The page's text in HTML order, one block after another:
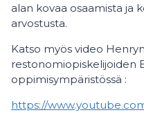
alan kovaa osaamista ja
arvostusta.
Katso myös video
restonomiopiskelijoiden
oppimisympäristössä :
https://